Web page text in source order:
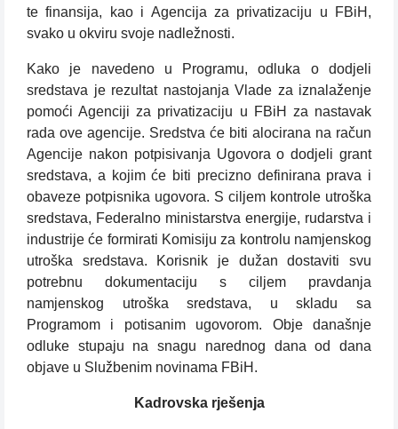
te finansija, kao i Agencija za privatizaciju u FBiH,
svako u okviru svoje nadležnosti.
Kako je navedeno u Programu, odluka o dodjeli
sredstava je rezultat nastojanja Vlade za iznalaženje
pomoći Agenciji za privatizaciju u FBiH za nastavak
rada ove agencije. Sredstva će biti alocirana na račun
Agencije nakon potpisivanja Ugovora o dodjeli grant
sredstava, a kojim će biti precizno definirana prava i
obaveze potpisnika ugovora. S ciljem kontrole utroška
sredstava, Federalno ministarstva energije, rudarstva i
industrije će formirati Komisiju za kontrolu namjenskog
utroška sredstava. Korisnik je dužan dostaviti svu
potrebnu dokumentaciju s ciljem pravdanja
namjenskog utroška sredstava, u skladu sa
Programom i potisanim ugovorom. Obje današnje
odluke stupaju na snagu narednog dana od dana
objave u Službenim novinama FBiH.
Kadrovska rješenja